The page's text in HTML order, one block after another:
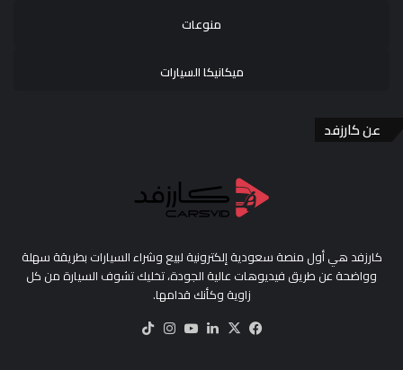
منوعات
ميكانيكا السيارات
عن كارزفد
كارزفد هي أول منصة سعودية إلكترونية لبيع وشراء السيارات بطريقة سهلة
وواضحة عن طريق فيديوهات عالية الجودة، تخليك تشوف السيارة من كل
زاوية وكأنك قدامها.
فيسبوك
‫X لينكدإن‫YouTubeانستقرام